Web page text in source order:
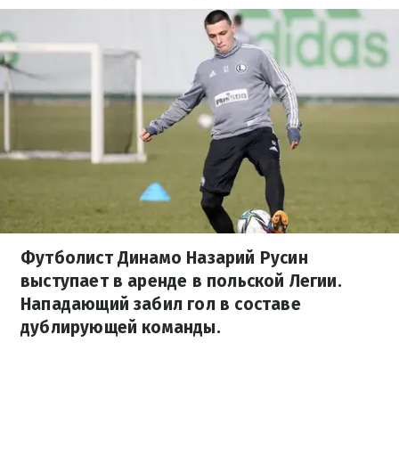
Футболист Динамо Назарий Русин
выступает в аренде в польской Легии.
Нападающий забил гол в составе
дублирующей команды.